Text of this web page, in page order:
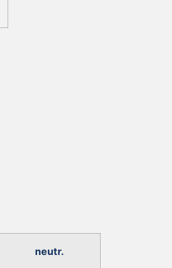
neutr.